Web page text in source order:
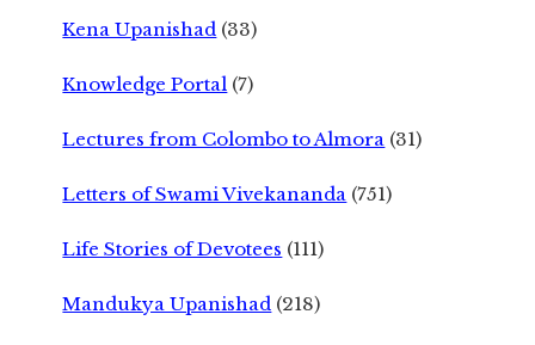
Kena Upanishad (33)
Knowledge Portal (7)
Lectures from Colombo to Almora (31)
Letters of Swami Vivekananda (751)
Life Stories of Devotees (111)
Mandukya Upanishad (218)